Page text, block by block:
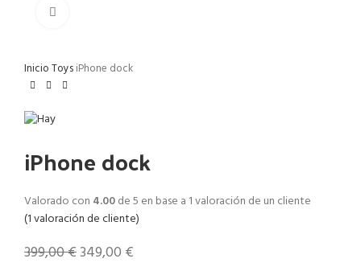
InicioToysiPhone dock
iPhone dock
Valorado con 4.00de 5 en base a 1valoración de un cliente
(1valoración de cliente)
399,00€349,00 €